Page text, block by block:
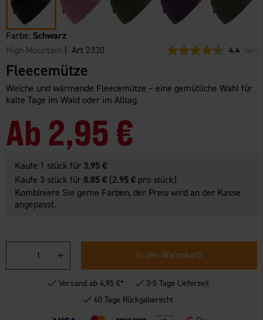
Farbe: Schwarz
High Mountain | Art 2330 4.4 481
Fleecemütze
Weiche und wärmende Fleecemütze – eine gemütliche Wahl für
kalte Tage im Wald oder im Alltag.
Ab 2,95 €
Kaufe 1 stück für 3.95 €
Kaufe 3 stück für 8.85 € (2.95 € pro stück)
Kombiniere Sie gerne Farben, der Preis wird an der Kasse
angepasst.
In den Warenkorb
Versand ab 4,95 €*
3-5 Tage Lieferzeit
60 Tage Rückgaberecht